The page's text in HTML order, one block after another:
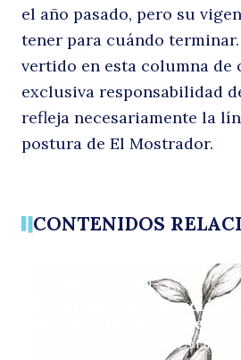
el año pasado, pero su
tener para cuándo
vertido en esta columna de
exclusiva responsabilidad
refleja necesariamente la
postura de El Mostrador.
CONTENIDOS
COLUMNAS DE OPINIÓN
Reformas en educación:
quienes lo hacen bien
Por: María Turner y José Manuel